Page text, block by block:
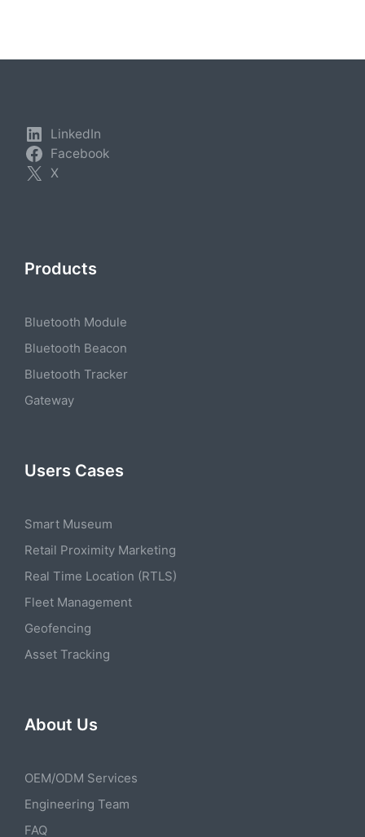
LinkedIn
Facebook
X
Products
Bluetooth Module
Bluetooth Beacon
Bluetooth Tracker
Gateway
Users Cases
Smart Museum
Retail Proximity Marketing
Real Time Location (RTLS)
Fleet Management
Geofencing
Asset Tracking
About Us
OEM/ODM Services
Engineering Team
FAQ